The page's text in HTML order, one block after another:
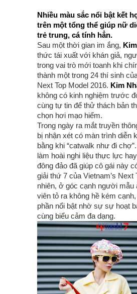
Nhiều màu sắc nổi bật kết
trên một tổng thể giúp nữ
trẻ trung, cá tính hẳn.
Sau một thời gian im ắng,
thức tái xuất với khán giả,
trong vai trò mới toanh khi
thành một trong 24 thí sinh
Next Top Model 2016. Kim
không có kinh nghiệm trước
cùng tự tin để thử thách bản
chọn hơi mạo hiểm.
Trong ngày ra mắt truyền
bị nhận xét có màn trình diễn
bằng khi “catwalk như đi
làm hoài nghi liệu thực lực
đông đảo đã giúp cô gái này
giải thứ 7 của Vietnam’s Next
nhiên, ở góc cạnh người mẫu
viên tỏ ra không hề kém
phần nổi bật nhờ sự sự hoạt
cùng biểu cảm đa dạng.